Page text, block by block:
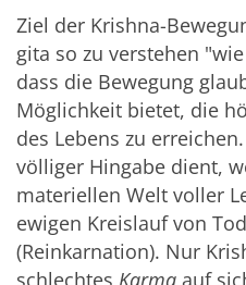
Ziel der Krishna-
gita so zu verstehen
dass die Bewegung
Möglichkeit bietet, die
des Lebens zu
völliger Hingabe dient,
materiellen Welt voller
ewigen Kreislauf von
(Reinkarnation). Nur
schlechtes Karma auf